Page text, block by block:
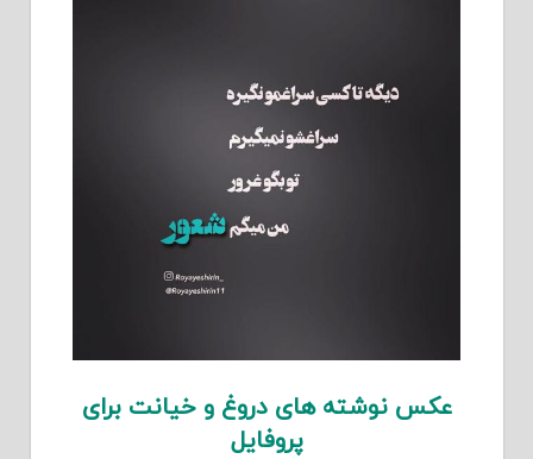
عکس نوشته های دروغ و خیانت برای
پروفایل